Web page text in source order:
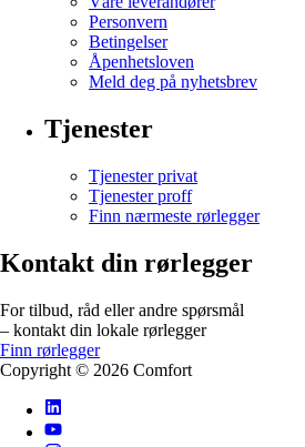
Personvern
Betingelser
Åpenhetsloven
Meld deg på nyhetsbrev
Tjenester
Tjenester privat
Tjenester proff
Finn nærmeste rørlegger
Kontakt din rørlegger
For tilbud, råd eller andre spørsmål
– kontakt din lokale rørlegger
Finn rørlegger
Copyright © 2026 Comfort